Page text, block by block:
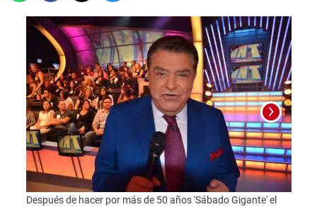
Después de hacer por más de 50 años 'Sábado Gigante' el